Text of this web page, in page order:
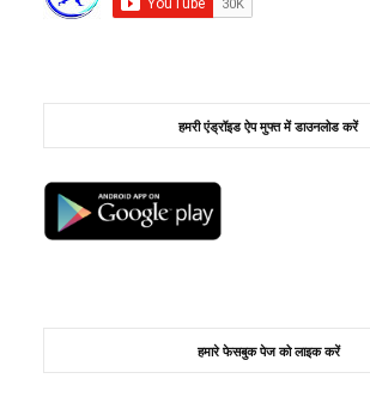
हमरी एंड्रॉइड ऐप मुफ्त में डाउनलोड करें
हमारे फेसबुक पेज को लाइक करें